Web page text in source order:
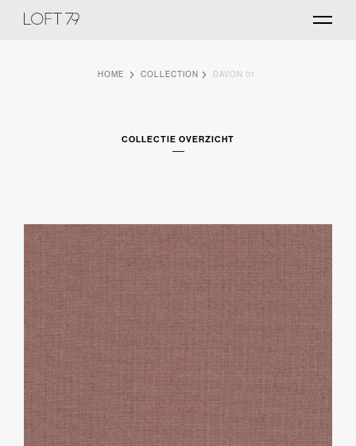
HOME COLLECTION DAVON 01
COLLECTIE OVERZICHT